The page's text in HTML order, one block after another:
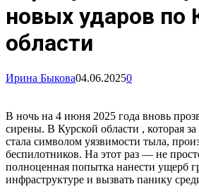
новых ударов по
области
Ирина Быкова04.06.20250
В ночь на 4 июня 2025 года вновь
сирены. В Курской области , которая
стала символом уязвимости тыла,
беспилотников. На этот раз — не
полноценная попытка нанести ущерб
инфраструктуре и вызвать панику